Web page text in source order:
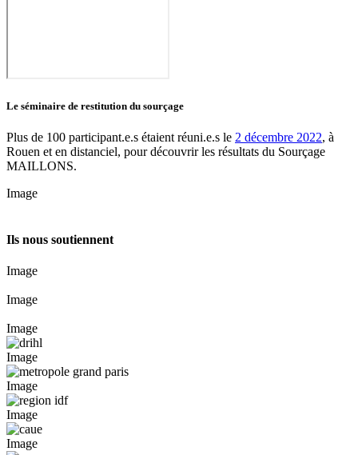
Le séminaire de restitution du sourçage
Plus de 100 participant.e.s étaient réuni.e.s le 2 décembre 2022, à
Rouen et en distanciel, pour découvrir les résultats du Sourçage
MAILLONS.
Image
Ils nous soutiennent
Image
Image
Image
Image
Image
Image
Image